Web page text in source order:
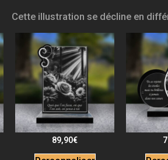
Cette illustration se décline en
89,90€